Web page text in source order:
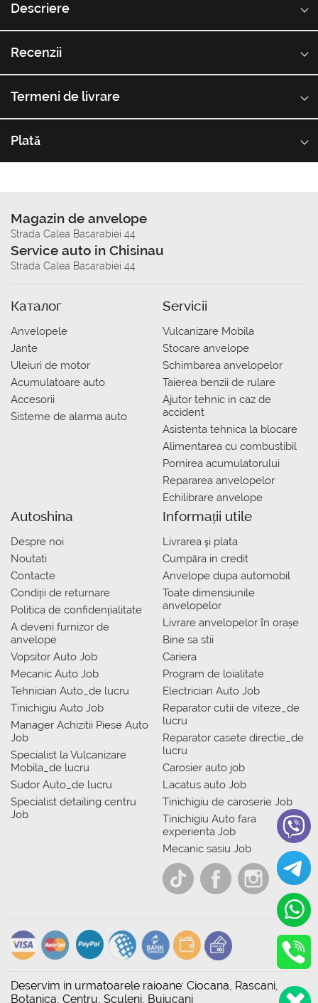
Descriere
Recenzii
Termeni de livrare
Plată
Magazin de anvelope
Strada Calea Basarabiei 44
Service auto in Chisinau
Strada Calea Basarabiei 44
Каталог
Anvelopele
Jante
Uleiuri de motor
Acumulatoare auto
Accesorii
Sisteme de alarma auto
Servicii
Vulcanizare Mobila
Stocare anvelope
Schimbarea anvelopelor
Taierea benzii de rulare
Ajutor tehnic in caz de
accident
Asistenta tehnica la blocare
Alimentarea cu combustibil
Pornirea acumulatorului
Repararea anvelopelor
Echilibrare anvelope
Autoshina
Despre noi
Noutati
Contacte
Condiții de returnare
Politica de confidențialitate
A deveni furnizor de
anvelope
Vopsitor Auto Job
Mecanic Auto Job
Tehnician Auto_de lucru
Tinichigiu Auto Job
Manager Achizitii Piese Auto
Job
Specialist la Vulcanizare
Mobila_de lucru
Sudor Auto_de lucru
Specialist detailing centru
Job
Informații utile
Livrarea şi plata
Сumpăra in credit
Anvelope dupa automobil
Toate dimensiunile
anvelopelor
Livrare anvelopelor în orașe
Bine sa stii
Cariera
Program de loialitate
Electrician Auto Job
Reparator cutii de viteze_de
lucru
Reparator casete directie_de
lucru
Carosier auto job
Lacatus auto Job
Tinichigiu de caroserie Job
Tinichigiu Auto fara
experienta Job
Mecanic sasiu Job
Deservim in urmatoarele raioane: Ciocana, Rascani,
Botanica, Centru, Sculeni, Buiucani